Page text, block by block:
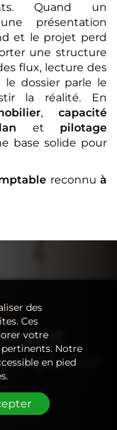
Quand un
présentation
et le projet perd
une structure
flux, lecture des
dossier parle le
la réalité. En
,capacité
et pilotage
base solide pour
reconnu à
des
Ces
votre
Notre
en pied